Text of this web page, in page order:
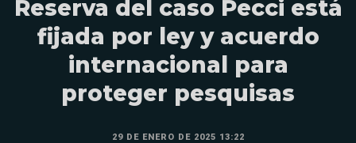
Reserva del caso Pecci está
fijada por ley y acuerdo
internacional para
proteger pesquisas
29 DE ENERO DE 2025 13:22